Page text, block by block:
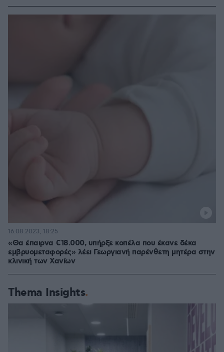
«Θα έπαιρνα €18.000, υπήρξε κοπέλα που έκανε δέκα
εμβρυομεταφορές» λέει Γεωργιανή παρένθετη μητέρα στην
κλινική των Χανίων
16.08.2023, 18:25
Thema Insights